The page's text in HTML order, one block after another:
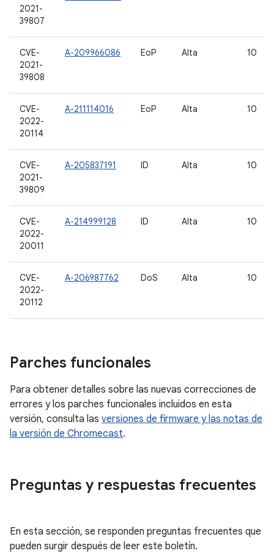
2021-
39807
CVE-
2021-
39808
A-209966086 EoP Alta 10
CVE-
2022-
20114
A-211114016 EoP Alta 10
CVE-
2021-
39809
A-205837191 ID Alta 10
CVE-
2022-
20011
A-214999128 ID Alta 10
CVE-
2022-
20112
A-206987762 DoS Alta 10
Parches funcionales
Para obtener detalles sobre las nuevas correcciones de
errores y los parches funcionales incluidos en esta
versión, consulta las versiones de firmware y las notas de
la versión de Chromecast.
Preguntas y respuestas frecuentes
En esta sección, se responden preguntas frecuentes que
pueden surgir después de leer este boletín.